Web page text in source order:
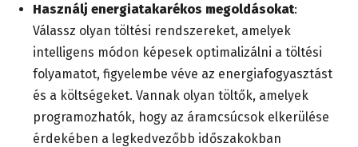
Használj energiatakarékos megoldásokat:
Válassz olyan töltési rendszereket, amelyek
intelligens módon képesek optimalizálni a töltési
folyamatot, figyelembe véve az energiafogyasztást
és a költségeket. Vannak olyan töltők, amelyek
programozhatók, hogy az áramcsúcsok elkerülése
érdekében a legkedvezőbb időszakokban